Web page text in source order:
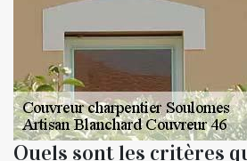
Quels sont les critères